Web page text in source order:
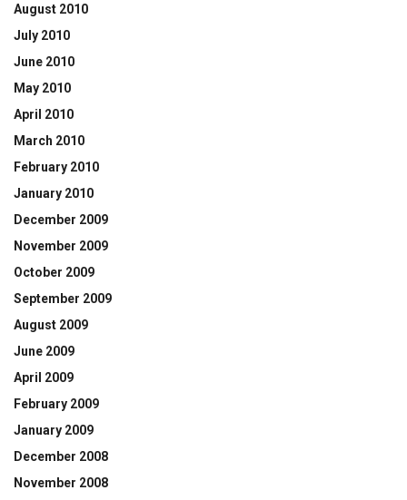
August 2010
July 2010
June 2010
May 2010
April 2010
March 2010
February 2010
January 2010
December 2009
November 2009
October 2009
September 2009
August 2009
June 2009
April 2009
February 2009
January 2009
December 2008
November 2008